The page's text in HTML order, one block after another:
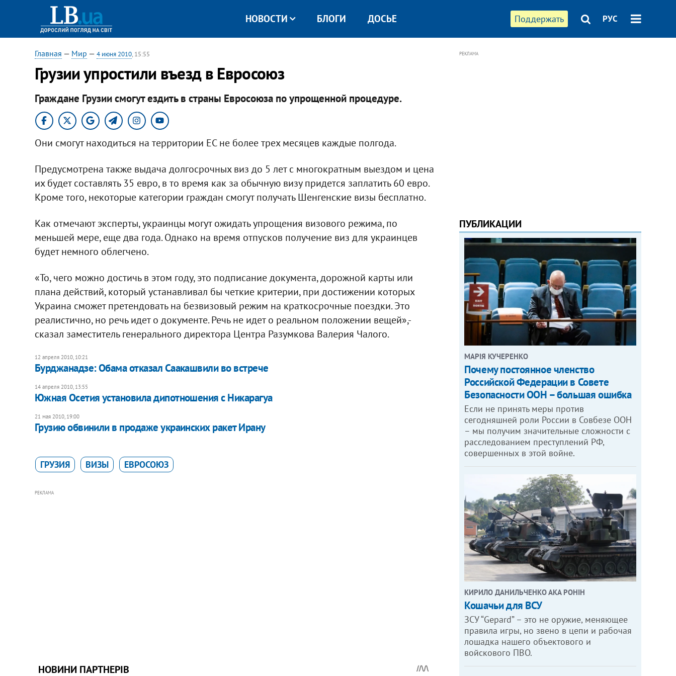
Поддержать РУС
НОВОСТИ БЛОГИ ДОСЬЕ
Главная — Мир — 4 июня 2010, 15:55
Грузии упростили въезд в Евросоюз
Граждане Грузии смогут ездить в страны Евросоюза по упрощенной процедуре.
Они смогут находиться на территории ЕС не более трех месяцев каждые полгода.
Предусмотрена также выдача долгосрочных виз до 5 лет с многократным выездом и цена
их будет составлять 35 евро, в то время как за обычную визу придется заплатить 60 евро.
Кроме того, некоторые категории граждан смогут получать Шенгенские визы бесплатно.
Как отмечают эксперты, украинцы могут ожидать упрощения визового режима, по
меньшей мере, еще два года. Однако на время отпусков получение виз для украинцев
будет немного облегчено.
«То, чего можно достичь в этом году, это подписание документа, дорожной карты или
плана действий, который устанавливал бы четкие критерии, при достижении которых
Украина сможет претендовать на безвизовый режим на краткосрочные поездки. Это
реалистично, но речь идет о документе. Речь не идет о реальном положении вещей»,-
сказал заместитель генерального директора Центра Разумкова Валерия Чалого.
12 апреля 2010, 10:21
Бурджанадзе: Обама отказал Саакашвили во встрече
14 апреля 2010, 13:55
Южная Осетия установила дипотношения с Никарагуа
21 мая 2010, 19:00
Грузию обвинили в продаже украинских ракет Ирану
ГРУЗИЯ ВИЗЫ ЕВРОСОЮЗ
РЕКЛАМА
РЕКЛАМА
ПУБЛИКАЦИИ
МАРІЯ КУЧЕРЕНКО
​Почему постоянное членство
Российской Федерации в Совете
Безопасности ООН – большая ошибка
Если не принять меры против
сегодняшней роли России в Совбезе ООН
– мы получим значительные сложности с
расследованием преступлений РФ,
совершенных в этой войне.
КИРИЛО ДАНИЛЬЧЕНКО АКА РОНІН
Кошачьи для ВСУ
ЗСУ “Gepard” – это не оружие, меняющее
правила игры, но звено в цепи и рабочая
лошадка нашего объектового и
войскового ПВО.